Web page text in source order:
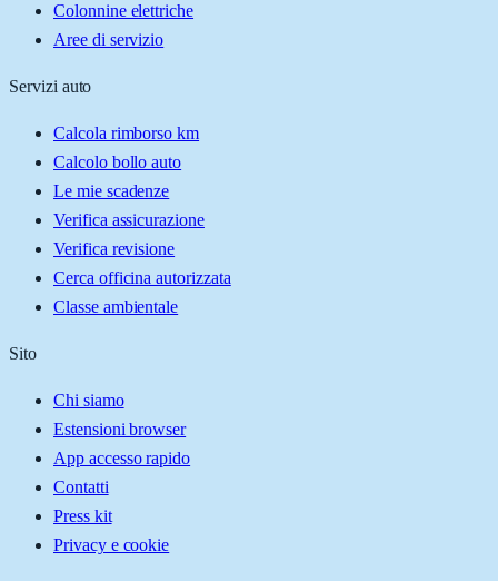
Colonnine elettriche
Aree di servizio
Servizi auto
Calcola rimborso km
Calcolo bollo auto
Le mie scadenze
Verifica assicurazione
Verifica revisione
Cerca officina autorizzata
Classe ambientale
Sito
Chi siamo
Estensioni browser
App accesso rapido
Contatti
Press kit
Privacy e cookie